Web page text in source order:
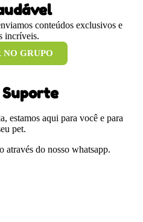
conteúdos exclusivos e
incríveis.
NO GRUPO
Suporte
estamos aqui para você e para
pet.
através do nosso whatsapp.